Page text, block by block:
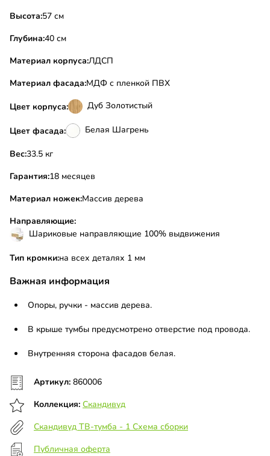
Высота:57 см
Глубина:40 см
Материал корпуса:ЛДСП
Материал фасада:МДФ с пленкой ПВХ
Цвет корпуса: Дуб Золотистый
Цвет фасада: Белая Шагрень
Вес:
33.5 кг
Гарантия:18 месяцев
Материал ножек:Массив дерева
Направляющие:
Шариковые направляющие 100% выдвижения
Тип кромки:на всех деталях 1 мм
Важная информация
Опоры, ручки - массив дерева.
В крыше тумбы предусмотрено отверстие под провода.
Внутренняя сторона фасадов белая.
Артикул: 860006
Коллекция: Скандивуд
Скандивуд ТВ-тумба - 1 Схема сборки
Публичная оферта